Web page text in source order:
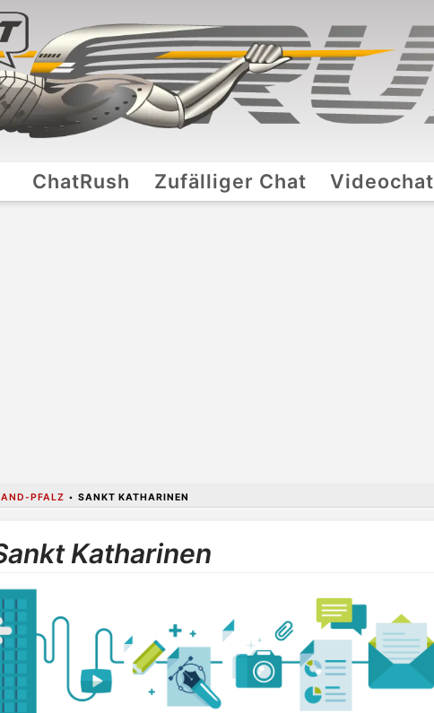
ChatRush Zufälliger Chat Videochat
PFALZ • SANKT KATHARINEN
Katharinen